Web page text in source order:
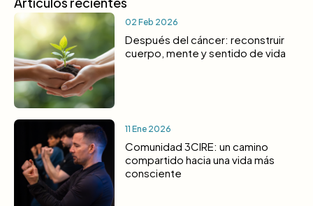
02 Feb 2026
Después del cáncer: reconstruir
cuerpo, mente y sentido de vida
11 Ene 2026
Comunidad 3CIRE: un camino
compartido hacia una vida más
consciente